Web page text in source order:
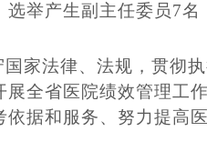
选举产生副主任委员7
家法律、法规，贯彻
展全省医院绩效管理工
依据和服务、努力提高